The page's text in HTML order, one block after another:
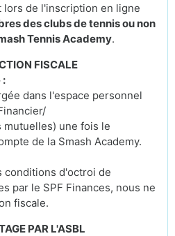
lors de l'inscription en ligne
des clubs de tennis ou non
Tennis Academy.
FISCALE
:
dans l'espace personnel
une fois le
de la Smash Academy.
conditions d'octroi de
par le SPF Finances, nous ne
fiscale.
PAR L'ASBL